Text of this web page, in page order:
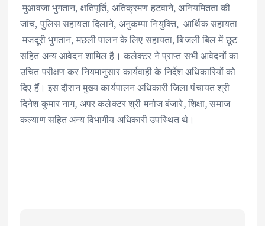
मुआवजा भुगतान, क्षतिपूर्ति, अतिक्रमण हटवाने, अनियमितता की
जांच, पुलिस सहायता दिलाने, अनुकम्पा नियुक्ति, आर्थिक सहायता
मजदूरी भुगतान, मछली पालन के लिए सहायता, बिजली बिल में छूट
सहित अन्य आवेदन शामिल है। कलेक्टर ने प्राप्त सभी आवेदनों का
उचित परीक्षण कर नियमानुसार कार्यवाही के निर्देश अधिकारियों को
दिए हैं। इस दौरान मुख्य कार्यपालन अधिकारी जिला पंचायत श्री
दिनेश कुमार नाग, अपर कलेक्टर श्री मनोज बंजारे, शिक्षा, समाज
कल्याण सहित अन्य विभागीय अधिकारी उपस्थित थे।